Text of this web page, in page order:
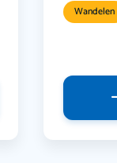
Wandelen